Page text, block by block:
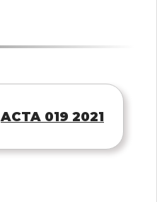
ACTA 019 2021